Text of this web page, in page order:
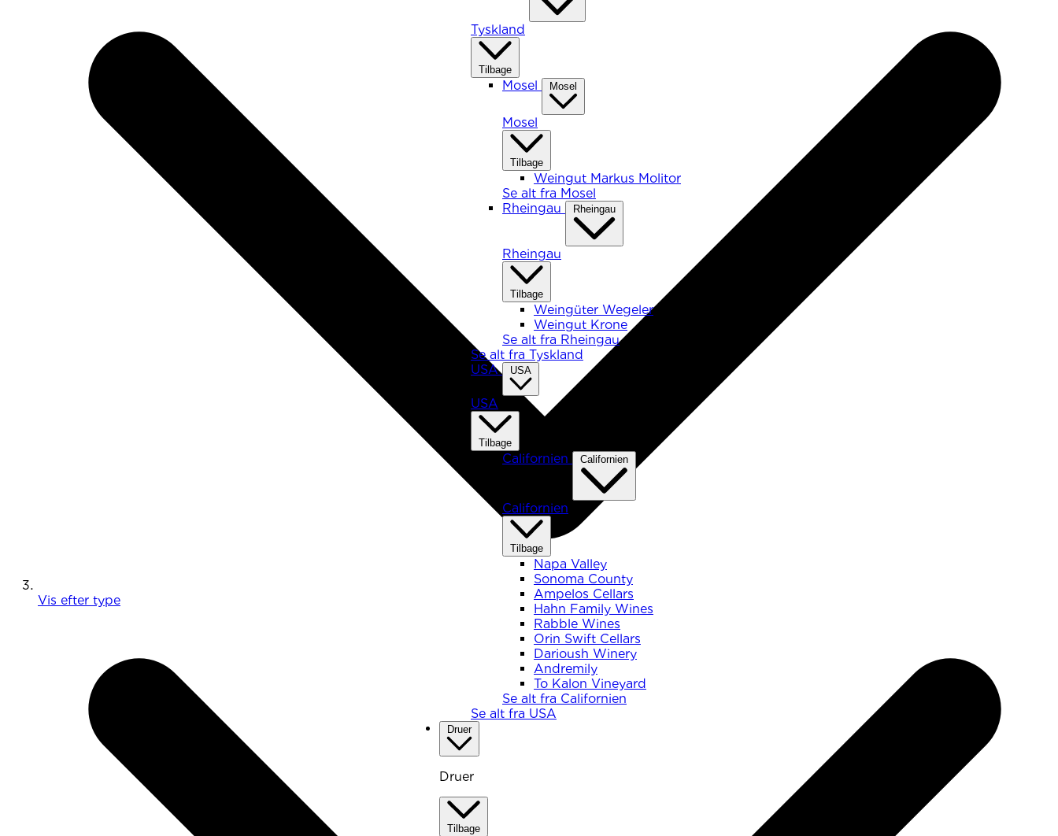
Tyskland
Tilbage
Mosel Mosel
Mosel
Tilbage
Weingut Markus Molitor
Se alt fra Mosel
Rheingau
Rheingau
Rheingau
Tilbage
Weingüter Wegeler
Weingut Krone
Se alt fra Rheingau
Se alt fra Tyskland
USA
USA
USA
Tilbage
Californien Californien
Californien
Tilbage
Napa Valley
Sonoma County
Ampelos Cellars
Hahn Family Wines
Rabble Wines
Orin Swift Cellars
Darioush Winery
Andremily
To Kalon Vineyard
Se alt fra Californien
Se alt fra USA
Druer
Druer
Tilbage
Vis efter type